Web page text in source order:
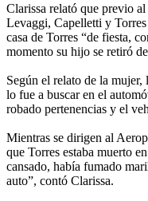
Clarissa relató que previo
Levaggi, Capelletti y
casa de Torres “de fiesta,
momento su hijo se retiró
Según el relato de la
lo fue a buscar en el
robado pertenencias y el
Mientras se dirigen al
que Torres estaba muerto
cansado, había fumado
auto”, contó Clarissa.